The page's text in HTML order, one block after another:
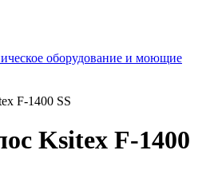
оборудование и моющие
F-1400 SS
Ksitex F-1400